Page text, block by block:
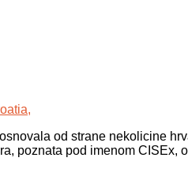
od strane nekolicine
poznata pod imenom CISEx,